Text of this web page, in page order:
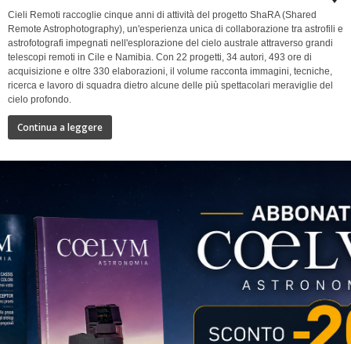
Cieli Remoti raccoglie cinque anni di attività del progetto ShaRA (Shared
Remote Astrophotography), un'esperienza unica di collaborazione tra astrofili e
astrofotografi impegnati nell'esplorazione del cielo australe attraverso grandi
telescopi remoti in Cile e Namibia. Con 22 progetti, 34 autori, 493 ore di
acquisizione e oltre 330 elaborazioni, il volume racconta immagini, tecniche,
ricerca e lavoro di squadra dietro alcune delle più spettacolari meraviglie del
cielo profondo.
Continua a leggere